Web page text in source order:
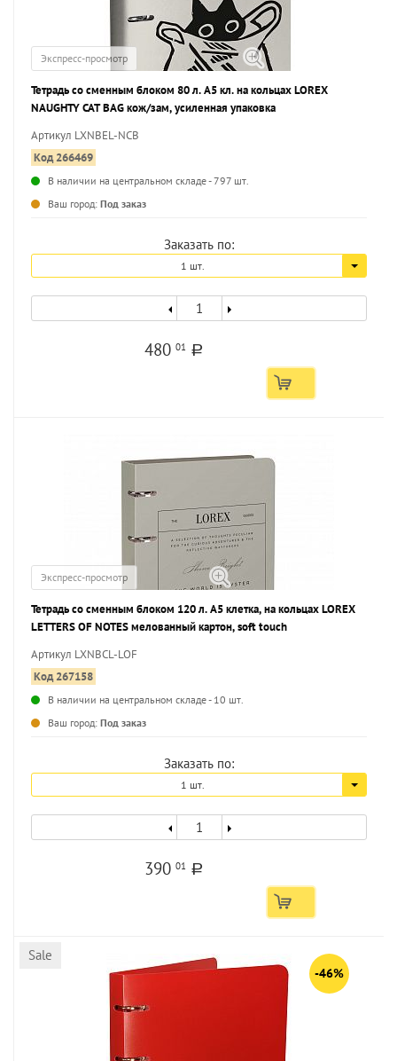
Экспресс-просмотр
Тетрадь со сменным блоком 80 л. А5 кл. на кольцах LOREX
NAUGHTY CAT BAG кож/зам, усиленная упаковка
Артикул LXNBEL-NCB
Код 266469
В наличии на центральном складе - 797 шт.
Ваш город: Под заказ
Заказать по:
1 шт.
48001 a
Экспресс-просмотр
Тетрадь со сменным блоком 120 л. А5 клетка, на кольцах LOREX
LETTERS OF NOTES мелованный картон, soft touch
Артикул LXNBCL-LOF
Код 267158
В наличии на центральном складе - 10 шт.
Ваш город: Под заказ
Заказать по:
1 шт.
39001 a
Sale
-46%